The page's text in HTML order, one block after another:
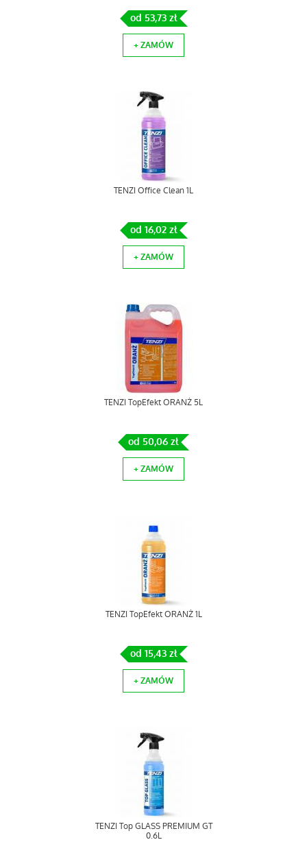
od 53,73 zł
+ ZAMÓW
TENZI Office Clean 1L
od 16,02 zł
+ ZAMÓW
TENZI TopEfekt ORANŻ 5L
od 50,06 zł
+ ZAMÓW
TENZI TopEfekt ORANŻ 1L
od 15,43 zł
+ ZAMÓW
TENZI Top GLASS PREMIUM GT
0.6L